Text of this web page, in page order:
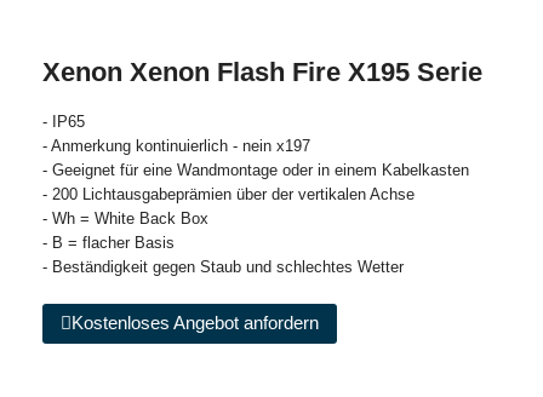
Xenon Xenon Flash Fire X195 Serie
- IP65
- Anmerkung kontinuierlich - nein x197
- Geeignet für eine Wandmontage oder in einem Kabelkasten
- 200 Lichtausgabeprämien über der vertikalen Achse
- Wh = White Back Box
- B = flacher Basis
- Beständigkeit gegen Staub und schlechtes Wetter
Kostenloses Angebot anfordern